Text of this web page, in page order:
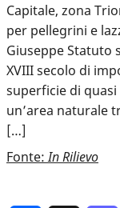
Capitale, zona
per pellegrini e
Giuseppe Statuto
XVIII secolo di
superficie di
un’area naturale
[…]
Fonte:In Rilievo